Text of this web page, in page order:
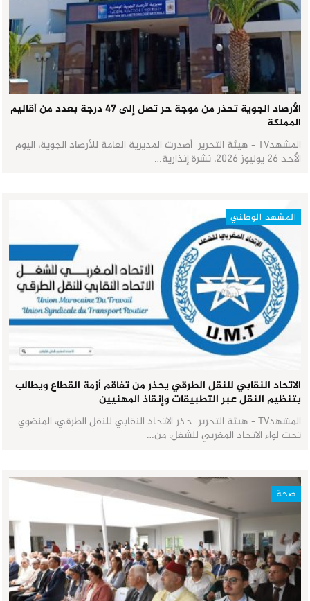
الأرصاد الجوية تحذر من موجة حر تصل إلى 47 درجة بعدد من أقاليم
المملكة
المشهدTV - هيئة التحرير أصدرت المديرية العامة للأرصاد الجوية، اليوم
الأحد 26 يوليوز 2026، نشرة إنذارية…
المشهد الوطني
الاتحاد النقابي للنقل الطرقي يحذر من تفاقم أزمة القطاع ويطالب
بتنظيم النقل عبر التطبيقات وإنقاذ المهنيين
المشهدTV - هيئة التحرير حذر الاتحاد النقابي للنقل الطرقي، المنضوي
تحت لواء الاتحاد المغربي للشغل، من…
صحة